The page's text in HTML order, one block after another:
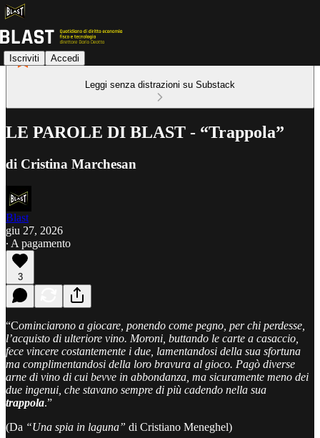
Iscriviti Accedi
Leggi senza distrazioni su Substack
LE PAROLE DI BLAST - “Trappola”
di Cristina Marchesan
Blast
giu 27, 2026
∙ A pagamento
3
“Cominciarono a giocare, ponendo come pegno, per chi perdesse,
l’acquisto di ulteriore vino. Moroni, buttando le carte a casaccio,
fece vincere costantemente i due, lamentandosi della sua sfortuna
ma complimentandosi della loro bravura al gioco. Pagò diverse
arne di vino di cui bevve in abbondanza, ma sicuramente meno dei
due ingenui, che stavano sempre di più cadendo nella sua
trappola.”
(Da “Una spia in laguna” di Cristiano Meneghel)